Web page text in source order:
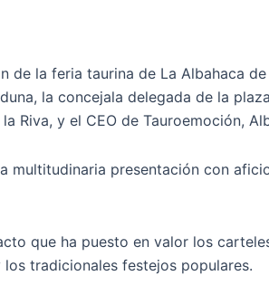
la feria taurina de La Albahaca
la concejala delegada de la
Riva, y el CEO de Tauroemoción,
multitudinaria presentación con
que ha puesto en valor los
tradicionales festejos populares.